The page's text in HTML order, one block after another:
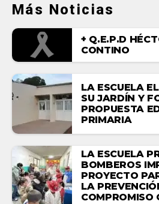
Más Noticias
+ Q.E.P.D
CONTINO
LA ESCUELA
SU JARDÍN Y
PROPUESTA
PRIMARIA
LA ESCUELA
BOMBEROS
PROYECTO
LA
COMPROMISO